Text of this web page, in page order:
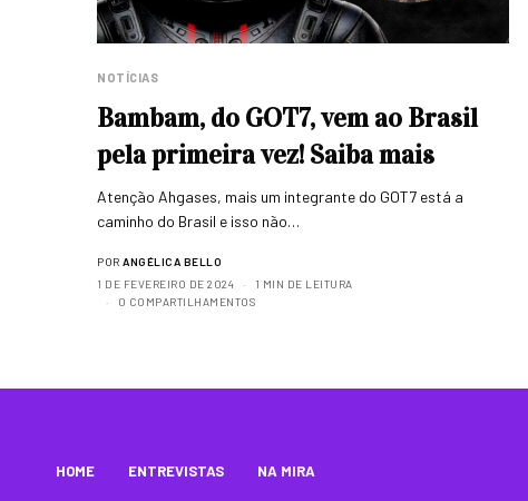
NOTÍCIAS
Bambam, do GOT7, vem ao Brasil
pela primeira vez! Saiba mais
Atenção Ahgases, mais um integrante do GOT7 está a
caminho do Brasil e isso não…
POR ANGÉLICA BELLO
1 DE FEVEREIRO DE 2024
1 MIN DE LEITURA
0 COMPARTILHAMENTOS
HOME ENTREVISTAS NA MIRA